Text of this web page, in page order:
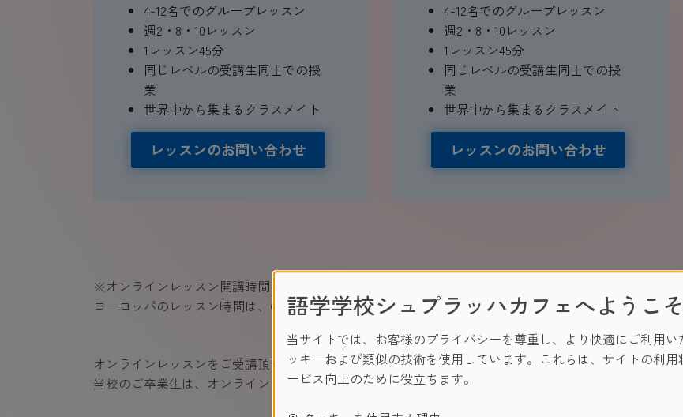
4-12名でのグループレッスン
週2・8・10レッスン
1レッスン45分
同じレベルの受講生同士での授
業
世界中から集まるクラスメイト
レッスンのお問い合わせ
4-12名でのグループレッスン
週2・8・10レッスン
1レッスン45分
同じレベルの受講生同士での授
業
世界中から集まるクラスメイト
レッスンのお問い合わせ
※オンラインレッスン開講時間は、講師が在住している国の時間軸となります。
ヨーロッパのレッスン時間は、CET（中央ヨーロッパ時間）が基本となり、サマータイム中は7時間、
オンラインレッスンをご受講頂きますと、次回のシュプラッハカフェ・SC GEOSでの語学留学で リピー
当校のご卒業生は、オンラインレッスン受講は5％割引、お友達をご紹介いただきますと
語学学校シュプラッハカフェへようこ
当サイトでは、お客様のプライバシーを尊重し、より快適にご利用い
ッキーおよび類似の技術を使用しています。これらは、サイトの利用
ービス向上のために役立ちます。